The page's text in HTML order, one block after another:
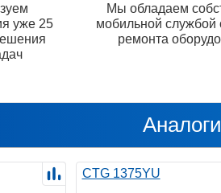
уже 25
Мы обладаем
мобильной службой
ремонта
CTG 1375YU